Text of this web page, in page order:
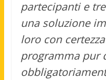
partecipanti e
una soluzione
loro con
programma pur